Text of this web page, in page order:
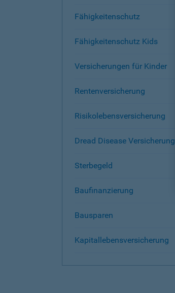
Fähigkeitenschutz
Fähigkeitenschutz Kids
Versicherungen für Kinder
Rentenversicherung
Risikolebensversicherung
Dread Disease Versicherung
Sterbegeld
Baufinanzierung
Bausparen
Kapitallebensversicherung